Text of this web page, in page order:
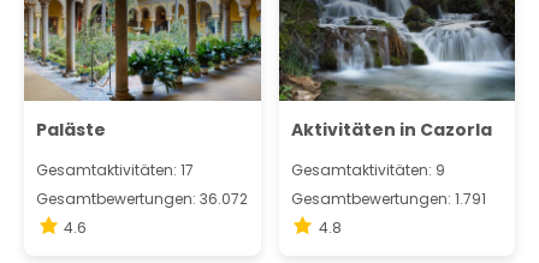
Paläste
Gesamtaktivitäten: 17
Gesamtbewertungen: 36.072
4.6
Aktivitäten in Cazorla
Gesamtaktivitäten: 9
Gesamtbewertungen: 1.791
4.8